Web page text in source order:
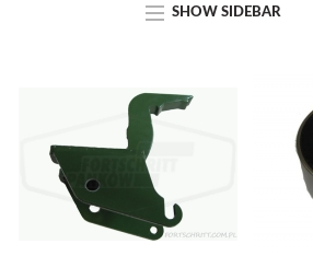
SHOW SIDEBAR